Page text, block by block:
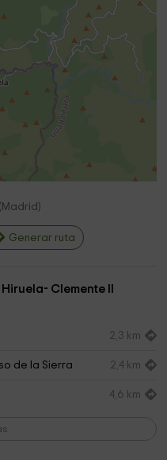
( Madrid )
Generar ruta
Clemente II
2,3 km
de la Sierra 2,4 km
4,6 km